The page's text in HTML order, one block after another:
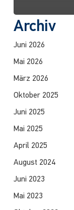
Archiv
Juni 2026
Mai 2026
März 2026
Oktober 2025
Juni 2025
Mai 2025
April 2025
August 2024
Juni 2023
Mai 2023